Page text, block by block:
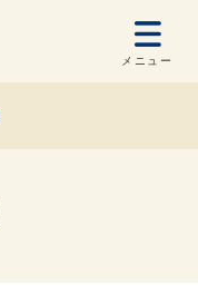
メニュー